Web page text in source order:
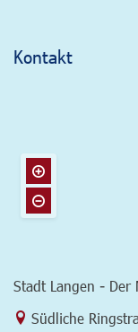
Kontakt
Stadt Langen - Der
Link zur Google-
Südliche